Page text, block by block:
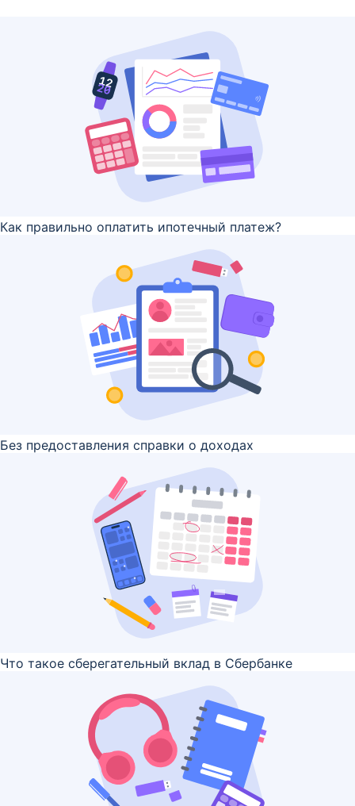
Как правильно оплатить ипотечный платеж?
Без предоставления справки о доходах
Что такое сберегательный вклад в Сбербанке